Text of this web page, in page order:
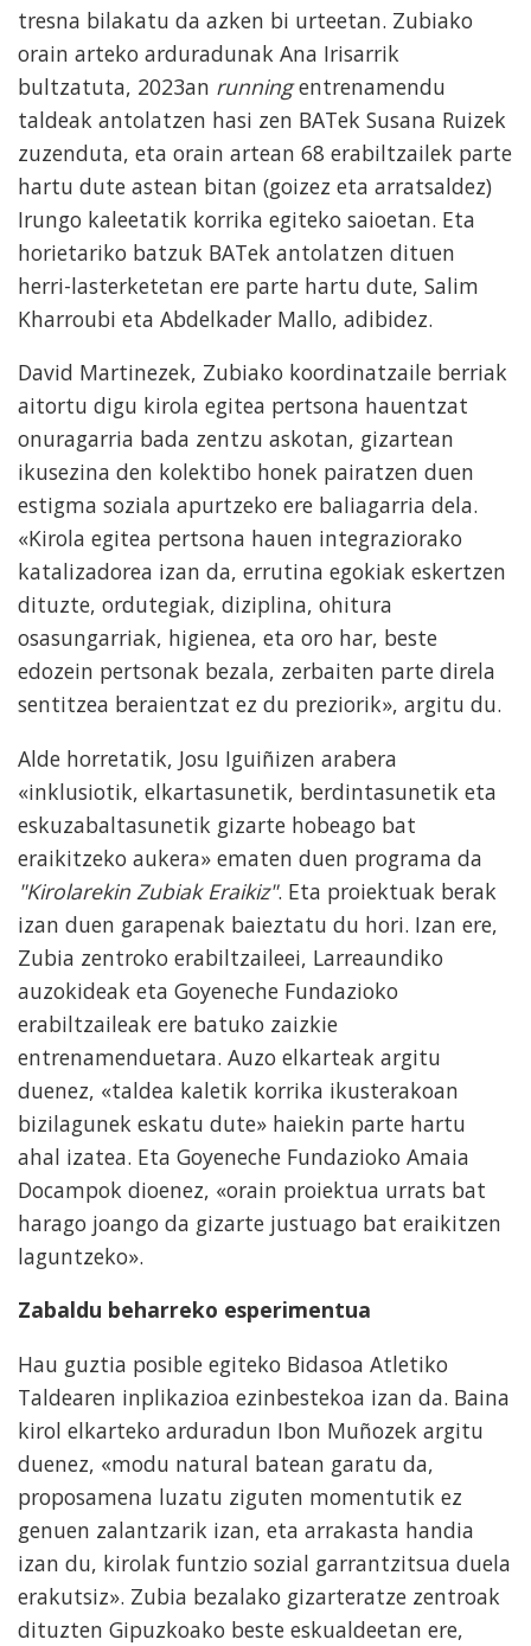
tresna bilakatu da azken bi urteetan. Zubiako
orain arteko arduradunak Ana Irisarrik
bultzatuta, 2023an runningentrenamendu
taldeak antolatzen hasi zen BATek Susana Ruizek
zuzenduta, eta orain artean 68 erabiltzailek parte
hartu dute astean bitan (goizez eta arratsaldez)
Irungo kaleetatik korrika egiteko saioetan. Eta
horietariko batzuk BATek antolatzen dituen
herri-lasterketetan ere parte hartu dute, Salim
Kharroubi eta Abdelkader Mallo, adibidez.
David Martinezek, Zubiako koordinatzaile berriak
aitortu digu kirola egitea pertsona hauentzat
onuragarria bada zentzu askotan, gizartean
ikusezina den kolektibo honek pairatzen duen
estigma soziala apurtzeko ere baliagarria dela.
«Kirola egitea pertsona hauen integraziorako
katalizadorea izan da, errutina egokiak eskertzen
dituzte, ordutegiak, diziplina, ohitura
osasungarriak, higienea, eta oro har, beste
edozein pertsonak bezala, zerbaiten parte direla
sentitzea beraientzat ez du preziorik», argitu du.
Alde horretatik, Josu Iguiñizen arabera
«inklusiotik, elkartasunetik, berdintasunetik eta
eskuzabaltasunetik gizarte hobeago bat
eraikitzeko aukera» ematen duen programa da
"Kirolarekin Zubiak Eraikiz". Eta proiektuak berak
izan duen garapenak baieztatu du hori. Izan ere,
Zubia zentroko erabiltzaileei, Larreaundiko
auzokideak eta Goyeneche Fundazioko
erabiltzaileak ere batuko zaizkie
entrenamenduetara. Auzo elkarteak argitu
duenez, «taldea kaletik korrika ikusterakoan
bizilagunek eskatu dute» haiekin parte hartu
ahal izatea. Eta Goyeneche Fundazioko Amaia
Docampok dioenez, «orain proiektua urrats bat
harago joango da gizarte justuago bat eraikitzen
laguntzeko».
Zabaldu beharreko esperimentua
Hau guztia posible egiteko Bidasoa Atletiko
Taldearen inplikazioa ezinbestekoa izan da. Baina
kirol elkarteko arduradun Ibon Muñozek argitu
duenez, «modu natural batean garatu da,
proposamena luzatu ziguten momentutik ez
genuen zalantzarik izan, eta arrakasta handia
izan du, kirolak funtzio sozial garrantzitsua duela
erakutsiz». Zubia bezalako gizarteratze zentroak
dituzten Gipuzkoako beste eskualdeetan ere,